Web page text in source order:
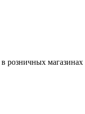
в розничных магазинах